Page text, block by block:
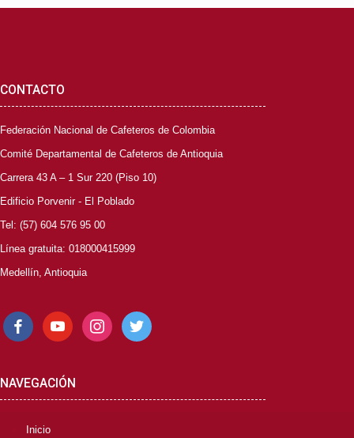
CONTACTO
Federación Nacional de Cafeteros de Colombia
Comité Departamental de Cafeteros de Antioquia
Carrera 43 A – 1 Sur 220 (Piso 10)
Edificio Porvenir - El Poblado
Tel: (57) 604 576 95 00
Línea gratuita: 018000415999
Medellín, Antioquia
facebookyoutube instagramtwitter
NAVEGACIÓN
Inicio